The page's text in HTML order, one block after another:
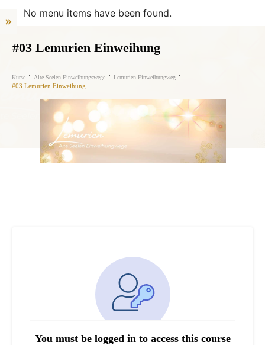
No menu items have been found.
#03 Lemurien Einweihung
Kurse Alte Seelen Einweihungswege Lemurien Einweihungweg
#03 Lemurien Einweihung
You must be logged in to access this course